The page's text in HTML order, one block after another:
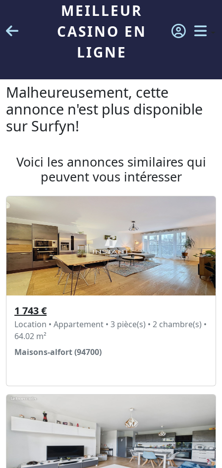
MEILLEUR
CASINO EN
LIGNE
Malheureusement, cette
annonce n'est plus disponible
sur Surfyn!
Voici les annonces similaires qui
peuvent vous intéresser
1 743 €
Location • Appartement • 3 pièce(s) • 2 chambre(s) •
64.02 m²
Maisons-alfort (94700)